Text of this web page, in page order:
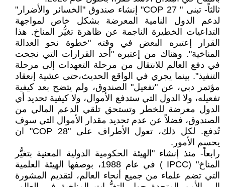
ثالثاً- تبنى " COP 27" إنشاء صندوق "الخسائر والأضرار"
لدعم الدول النامية المعرضة بشكل خاص لمواجهة
التداعيات الخطيرة الناجمة عن ظاهرة تغيُّر المناخ. هذا
القرار إعتبره البعض في وقته "خطوة نحو العدالة
المناخية". وهناك من إعتبره "أحد القرارات التي نجحت
في دفع العالم للانتقال من مرحلة التعهدات إلى مرحلة
التنفيذ". بينما يجري في الواقع الحديث،حتى عشية إنعقاد
مؤتمر دبي، عن "تفعيل" الصندوق، ولم يتضح بعد كيفية
تفعيله، ولا الدول التي ستدفع الأموال، ولا كيفية تحديد أي
الدول معرضة للخطر وتستحق تلقي الدعم المالي من
الصندوق، فضلاً عن عدم تحديد مقدار الأموال التي سوف
تُدفع. لكل ذلك، تعول الأطراف على "COP 28" ان
يحسم الأمور.
رابعاً- منذ إنشاء "الهيئة الحكومية الدولية المعنية بتغيُّر
المناخ" (IPCC ) في عام 1988، بوصفها الهيئة العلمية
التي تضم علماء من جميع أنحاء العالم، لتقديم المشورة